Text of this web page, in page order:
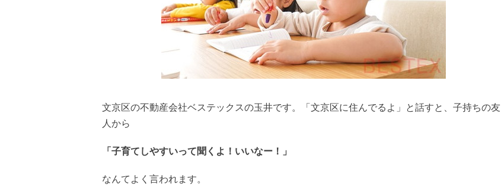
文京区の不動産会社ベステックスの玉井です。「文京区に住んでるよ」と話すと、子持ちの友
人から
「子育てしやすいって聞くよ！いいなー！」
なんてよく言われます。